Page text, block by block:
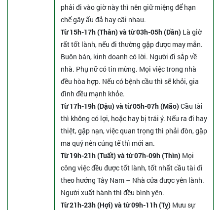
phải đi vào giờ này thì nên giữ miệng để hạn
chế gây ẩu đả hay cãi nhau.
Từ 15h-17h (Thân) và từ 03h-05h (Dần) Là giờ
rất tốt lành, nếu đi thường gặp được may mắn.
Buôn bán, kinh doanh có lời. Người đi sắp về
nhà. Phụ nữ có tin mừng. Mọi việc trong nhà
đều hòa hợp. Nếu có bệnh cầu thì sẽ khỏi, gia
đình đều mạnh khỏe.
Từ 17h-19h (Dậu) và từ 05h-07h (Mão) Cầu tài
thì không có lợi, hoặc hay bị trái ý. Nếu ra đi hay
thiệt, gặp nạn, việc quan trọng thì phải đòn, gặp
ma quỷ nên cúng tế thì mới an.
Từ 19h-21h (Tuất) và từ 07h-09h (Thìn) Mọi
công việc đều được tốt lành, tốt nhất cầu tài đi
theo hướng Tây Nam – Nhà cửa được yên lành.
Người xuất hành thì đều bình yên.
Từ 21h-23h (Hợi) và từ 09h-11h (Tỵ) Mưu sự